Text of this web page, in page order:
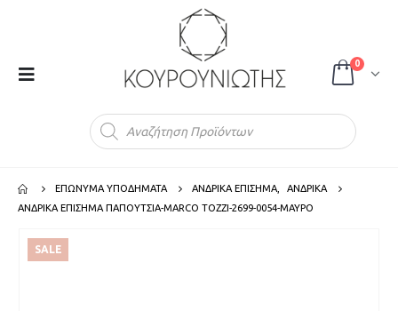
0
ΕΠΩΝΥΜΑ ΥΠΟΔΗΜΑΤΑ ΑΝΔΡΙΚΑ ΕΠΙΣΗΜΑ
ΑΝΔΡΙΚΑ
ΑΝΔΡΙΚΑ ΕΠΙΣΗΜΑ ΠΑΠΟΥΤΣΙΑ-MARCO TOZZI-2699-0054-ΜΑΥΡΟ
SALE